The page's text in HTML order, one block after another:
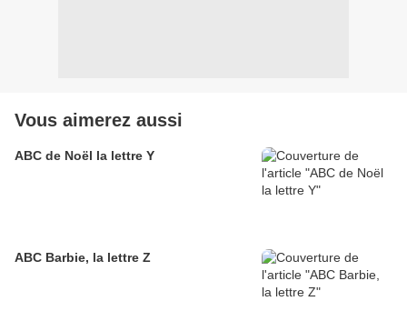
Vous aimerez aussi
ABC de Noël la lettre Y
ABC Barbie, la lettre Z